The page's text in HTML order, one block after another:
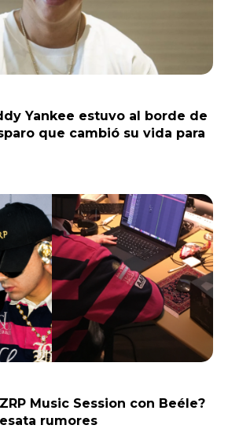
Yankee estuvo al borde de
que cambió su vida para
Music Session con Beéle?
rumores